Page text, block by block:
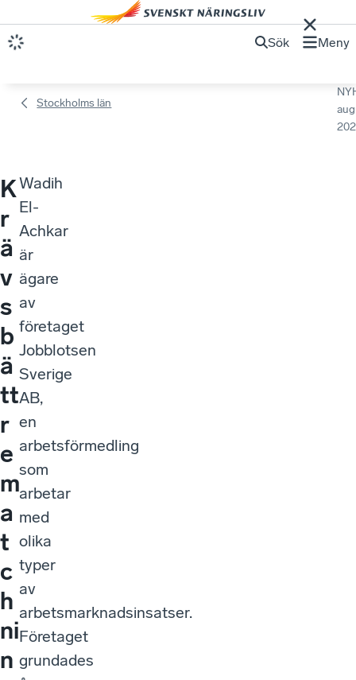
Sök Meny
Stockholms län
K
r
ä
v
s
b
ä
tt
r
e
m
a
t
c
h
ni
n
Wadih
El-
Achkar
är
ägare
av
företaget
Jobblotsen
Sverige
AB,
en
arbetsförmedling
som
arbetar
med
olika
typer
av
arbetsmarknadsinsatser.
Företaget
grundades